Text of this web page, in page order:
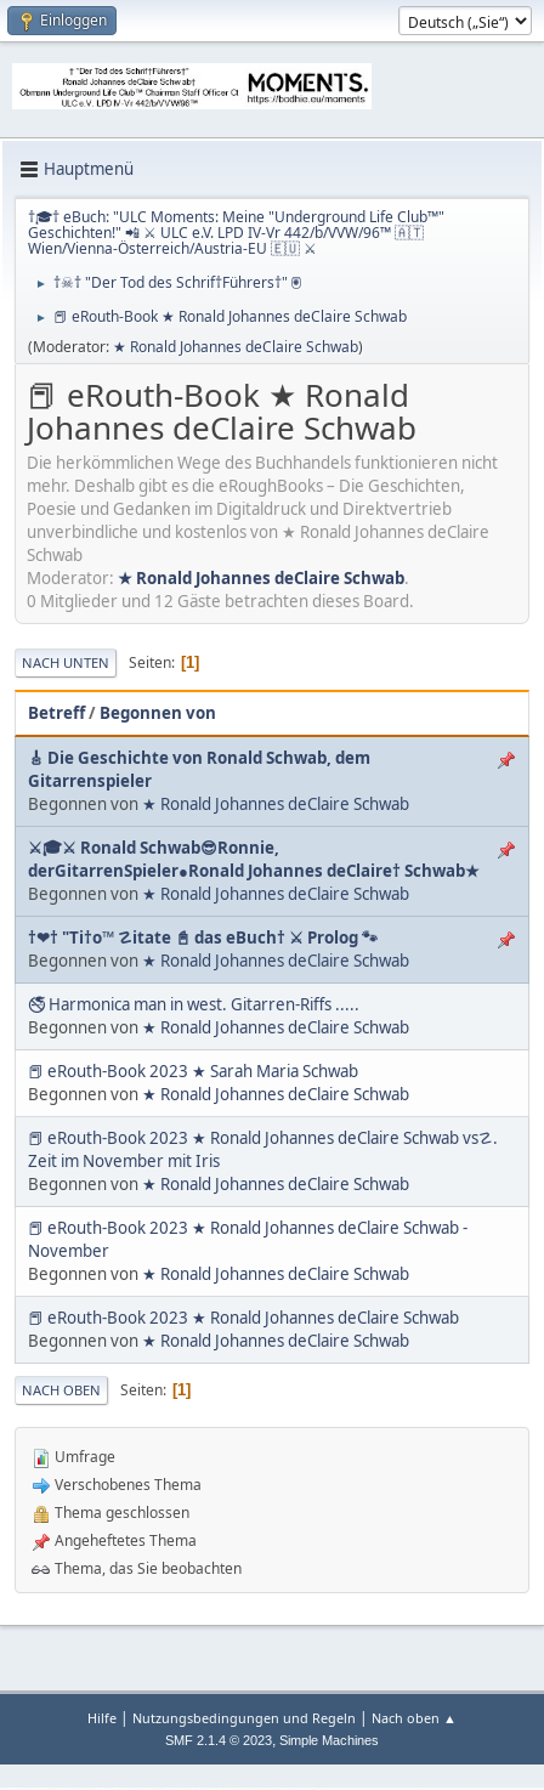
Einloggen
Hauptmenü
†🎓† eBuch: "ULC Moments: Meine "Underground Life Club™"
Geschichten!" 📲 ⚔ ULC e.V. LPD IV-Vr 442/b/VVW/96™ 🇦🇹
Wien/Vienna-Österreich/Austria-EU 🇪🇺 ⚔
► †☠† "Der Tod des Schrif†Führers†" 🖲
►
📕 eRouth-Book ★ Ronald Johannes deClaire Schwab
(Moderator: ★ Ronald Johannes deClaire Schwab)
📕 eRouth-Book ★ Ronald
Johannes deClaire Schwab
Die herkömmlichen Wege des Buchhandels funktionieren nicht
mehr. Deshalb gibt es die eRoughBooks – Die Geschichten,
Poesie und Gedanken im Digitaldruck und Direktvertrieb
unverbindliche und kostenlos von ★ Ronald Johannes deClaire
Schwab
Moderator: ★ Ronald Johannes deClaire Schwab.
0 Mitglieder und 12 Gäste betrachten dieses Board.
NACH UNTEN Seiten 1
Betreff/ Begonnen von
🎸 Die Geschichte von Ronald Schwab, dem
Gitarrenspieler
Begonnen von ★ Ronald Johannes deClaire Schwab
⚔🎓⚔ Ronald Schwab😎Ronnie,
derGitarrenSpieler●Ronald Johannes deClaire† Schwab★
Begonnen von ★ Ronald Johannes deClaire Schwab
†❤† "Ti†o™ ☡itate 📓 das eBuch† ⚔ Prolog 🐾
Begonnen von ★ Ronald Johannes deClaire Schwab
🚭 Harmonica man in west. Gitarren-Riffs .....
Begonnen von ★ Ronald Johannes deClaire Schwab
📕 eRouth-Book 2023 ★ Sarah Maria Schwab
Begonnen von ★ Ronald Johannes deClaire Schwab
📕 eRouth-Book 2023 ★ Ronald Johannes deClaire Schwab vs☡.
Zeit im November mit Iris
Begonnen von ★ Ronald Johannes deClaire Schwab
📕 eRouth-Book 2023 ★ Ronald Johannes deClaire Schwab -
November
Begonnen von ★ Ronald Johannes deClaire Schwab
📕 eRouth-Book 2023 ★ Ronald Johannes deClaire Schwab
Begonnen von ★ Ronald Johannes deClaire Schwab
NACH OBEN Seiten 1
Umfrage
Verschobenes Thema
Thema geschlossen
Angeheftetes Thema
Thema, das Sie beobachten
Hilfe Nutzungsbedingungen und Regeln Nach oben ▲
SMF 2.1.4 © 2023, Simple Machines